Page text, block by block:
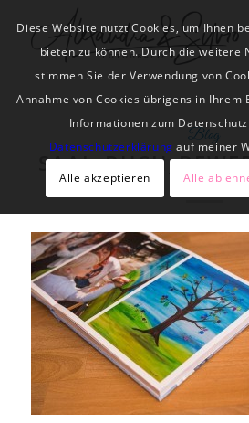
Blog
Diese Website nutzt Cookies, um Ihnen
bieten zu können. Durch die weitere
stimmen Sie der Verwendung von
Annahme von Cookies übrigens in
Informationen zum
Datenschutzerklärung auf meiner
Alle akzeptieren Alle